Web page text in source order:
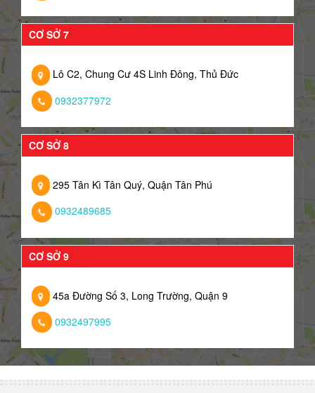
CƠ SỞ 7
Lô C2, Chung Cư 4S Linh Đông, Thủ Đức
0932377972
CƠ SỞ 8
295 Tân Kì Tân Quý, Quận Tân Phú
0932489685
CƠ SỞ 9
45a Đường Số 3, Long Trường, Quận 9
0932497995